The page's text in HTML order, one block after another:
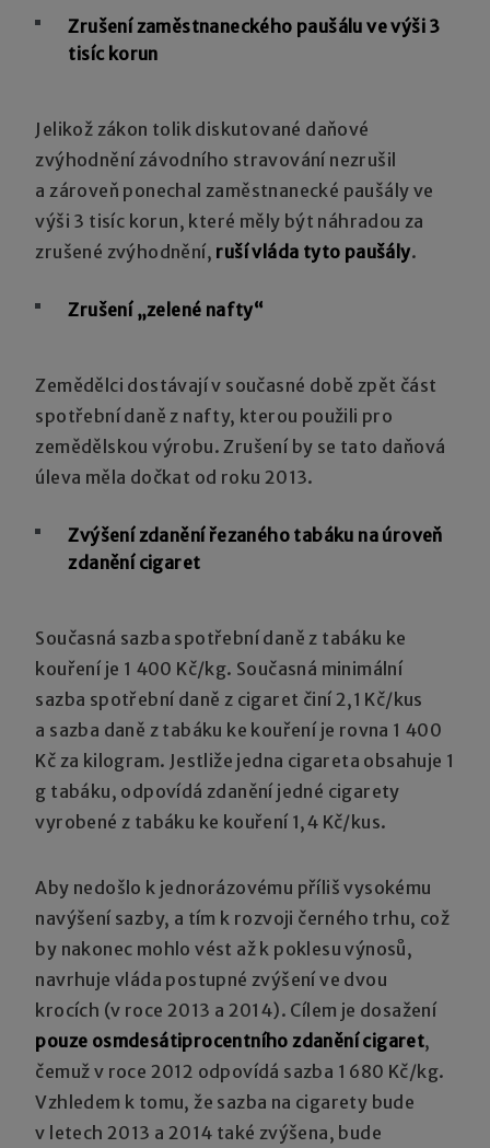
Zrušení zaměstnaneckého paušálu ve výši 3
tisíc korun
Jelikož zákon tolik diskutované daňové
zvýhodnění závodního stravování nezrušil
a zároveň ponechal zaměstnanecké paušály ve
výši 3 tisíc korun, které měly být náhradou za
zrušené zvýhodnění, ruší vláda tyto paušály.
Zrušení „zelené nafty“
Zemědělci dostávají v současné době zpět část
spotřební daně z nafty, kterou použili pro
zemědělskou výrobu. Zrušení by se tato daňová
úleva měla dočkat od roku 2013.
Zvýšení zdanění řezaného tabáku na úroveň
zdanění cigaret
Současná sazba spotřební daně z tabáku ke
kouření je 1 400 Kč/kg. Současná minimální
sazba spotřební daně z cigaret činí 2,1 Kč/kus
a sazba daně z tabáku ke kouření je rovna 1 400
Kč za kilogram. Jestliže jedna cigareta obsahuje 1
g tabáku, odpovídá zdanění jedné cigarety
vyrobené z tabáku ke kouření 1,4 Kč/kus.
Aby nedošlo k jednorázovému příliš vysokému
navýšení sazby, a tím k rozvoji černého trhu, což
by nakonec mohlo vést až k poklesu výnosů,
navrhuje vláda postupné zvýšení ve dvou
krocích (v roce 2013 a 2014). Cílem je dosažení
pouze osmdesátiprocentního zdanění cigaret,
čemuž v roce 2012 odpovídá sazba 1 680 Kč/kg.
Vzhledem k tomu, že sazba na cigarety bude
v letech 2013 a 2014 také zvýšena, bude